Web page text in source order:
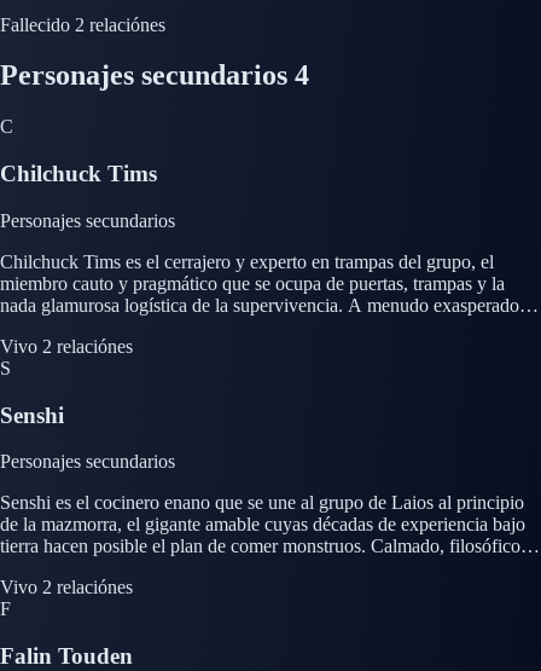
apodera de Falin y la fusiona con el dragón rojo para crear una
sirve como el principal obstáculo en la segunda mitad de la serie. Aun
así, sus motivos están ligados a una tragedia más profunda que
villano y revela el coste del pacto que un día hizo.
Fallecido 2 relaciónes
Personajes secundarios 4
C
Chilchuck Tims
Personajes secundarios
Chilchuck Tims es el cerrajero y experto en trampas del grupo, el
miembro cauto y pragmático que se ocupa de puertas, trampas y la
nada glamurosa logística de la supervivencia. A menudo exasperado
Laios con los monstruos, aporta comentarios secos y una perspectiva
con los pies en la tierra en medio del caos. Pese a su exterior cínico y
al grupo, tratando su sociedad con la seriedad de un contrato
como a un niño, una mala interpretación que le molesta, ya que en
propias.
Vivo 2 relaciónes
S
Senshi
Personajes secundarios
Senshi es el cocinero enano que se une al grupo de Laios al principio
de la mazmorra, el gigante amable cuyas décadas de experiencia bajo
tierra hacen posible el plan de comer monstruos. Calmado, filosófico e
un arte y como una forma de vivir en armonía con el extraño
ecosistema de la mazmorra. Su enorme barba, sus pesados utensilios de
memorable. Senshi actúa como el mentor culinario y el lastre
Vivo 2 relaciónes
F
Falin Touden